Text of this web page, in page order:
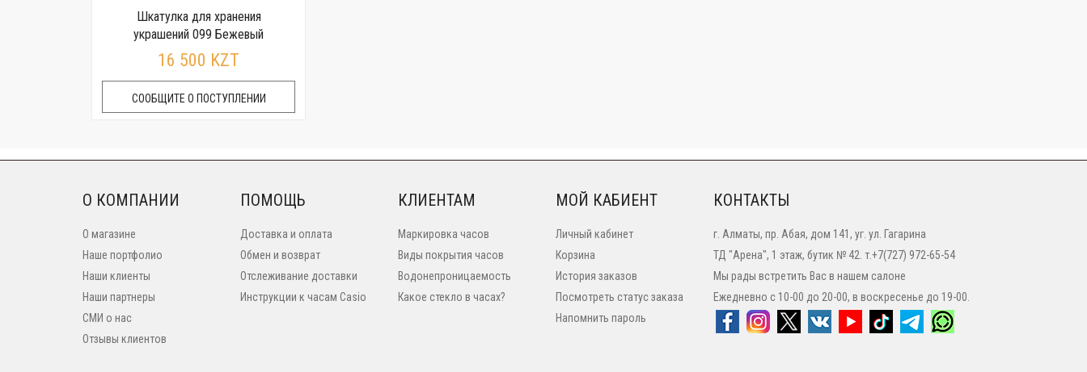
Шкатулка для хранения
украшений 099 Бежевый
16 500 KZT
СООБЩИТЕ О ПОСТУПЛЕНИИ
О КОМПАНИИ
О магазине
Наше портфолио
Наши клиенты
Наши партнеры
СМИ о нас
Отзывы клиентов
ПОМОЩЬ
Доставка и оплата
Обмен и возврат
Отслеживание доставки
Инструкции к часам Casio
КЛИЕНТАМ
Маркировка часов
Виды покрытия часов
Водонепроницаемость
Какое стекло в часах?
МОЙ КАБИЕНТ
Личный кабинет
Корзина
История заказов
Посмотреть статус заказа
Напомнить пароль
КОНТАКТЫ
г. Алматы, пр. Абая, дом 141, уг. ул. Гагарина
ТД "Арена", 1 этаж, бутик № 42. т.+7(727) 972-65-54
Мы рады встретить Вас в нашем салоне
Ежедневно с 10-00 до 20-00, в воскресенье до 19-00.